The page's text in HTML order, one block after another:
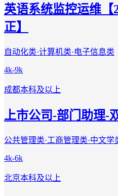
英语系统监控运维【
正】
自动化类·计算机类·电子信息类
4k-9k
成都本科及以上
上市公司-部门助理-
公共管理类·工商管理类·中文学
4k-6k
北京本科及以上